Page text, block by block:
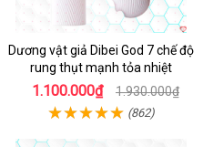
Dương vật giả Dibei God 7 chế độ
rung thụt mạnh tỏa nhiệt
1.100.000₫ 1.930.000₫
(862)